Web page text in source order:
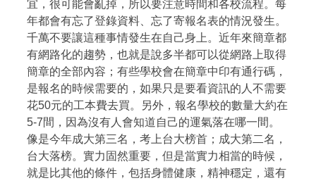
宜，很可能會亂掉，所以要注意時間和各校流程。每
年都會有忘了登錄資料、忘了寄報名表的情況發生。
千萬不要讓這種事情發生在自己身上。近年來簡章都
有網路化的趨勢，也就是說多半都可以從網路上取得
簡章的全部內容；有些學校會在簡章中印有通行碼，
是報名的時候需要的，如果只是要看資訊的人不需要
花50元的工本費去買。另外，報名學校的數量大約在
5-7間，因為沒有人會知道自己的運氣落在哪一間。
像是今年成大第三名，考上台大榜首；成大第二名，
台大落榜。實力固然重要，但是當實力相當的時候，
就是比其他的條件，包括身體健康，精神穩定，還有